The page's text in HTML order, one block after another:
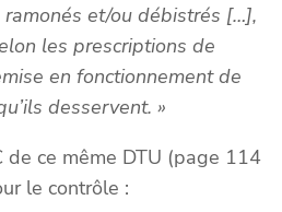
et/ou débistrés […],
les prescriptions de
en fonctionnement de
desservent. »
de ce même DTU (page 114
le contrôle :